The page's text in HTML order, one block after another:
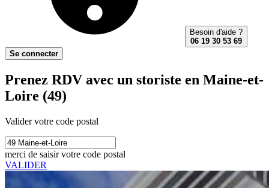
Besoin d'aide ?
06 19 30 53 69
Se connecter
Prenez RDV avec un storiste en Maine-et-
Loire (49)
Valider votre code postal
merci de saisir votre code postal
VALIDER